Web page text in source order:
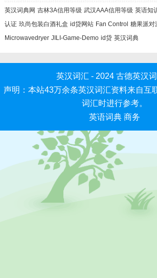
英汉词典网 吉林3A信用等级 武汉AAA信用等级 英语知
认证 玖尚包装白酒礼盒 id贷网站 Fan Control 糖果派对
Microwavedryer JILI-Game-Demo id贷 英汉词典
英汉词汇 - 2024 古德英汉
声明：本站43万余条英汉词汇资料来自互
词汇时进行参考。
英语词典 商务